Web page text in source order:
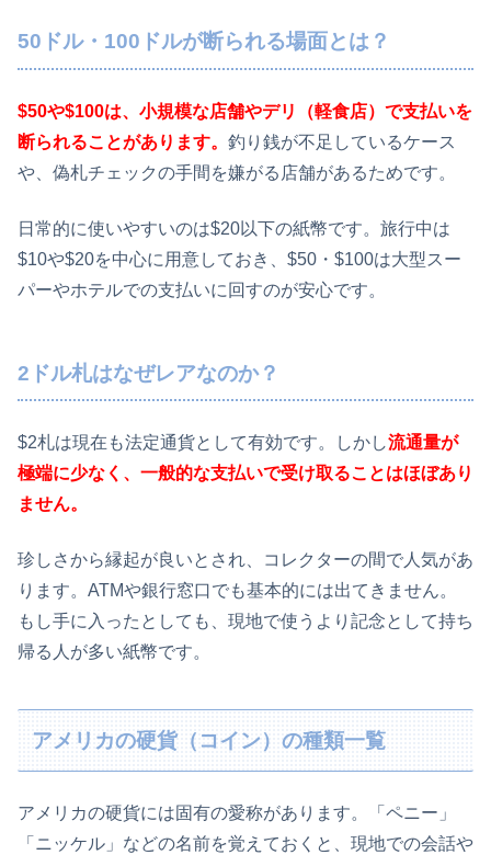
50ドル・100ドルが断られる場面とは？
$50や$100は、小規模な店舗やデリ（軽食店）で支払いを
断られることがあります。 釣り銭が不足しているケース
や、偽札チェックの手間を嫌がる店舗があるためです。
日常的に使いやすいのは$20以下の紙幣です。旅行中は
$10や$20を中心に用意しておき、$50・$100は大型スー
パーやホテルでの支払いに回すのが安心です。
2ドル札はなぜレアなのか？
$2札は現在も法定通貨として有効です。しかし流通量が
極端に少なく、一般的な支払いで受け取ることはほぼあり
ません。
珍しさから縁起が良いとされ、コレクターの間で人気があ
ります。ATMや銀行窓口でも基本的には出てきません。
もし手に入ったとしても、現地で使うより記念として持ち
帰る人が多い紙幣です。
アメリカの硬貨（コイン）の種類一覧
アメリカの硬貨には固有の愛称があります。「ペニー」
「ニッケル」などの名前を覚えておくと、現地での会話や